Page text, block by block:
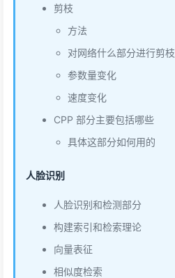
剪枝
方法
对网络什么部分进行剪枝
参数量变化
速度变化
CPP 部分主要包括哪些
具体这部分如何用的
人脸识别
人脸识别和检测部分
构建索引和检索理论
向量表征
相似度检索